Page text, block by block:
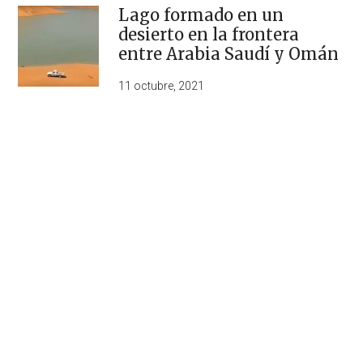
Lago formado en un
desierto en la frontera
entre Arabia Saudí y Omán
11 octubre, 2021